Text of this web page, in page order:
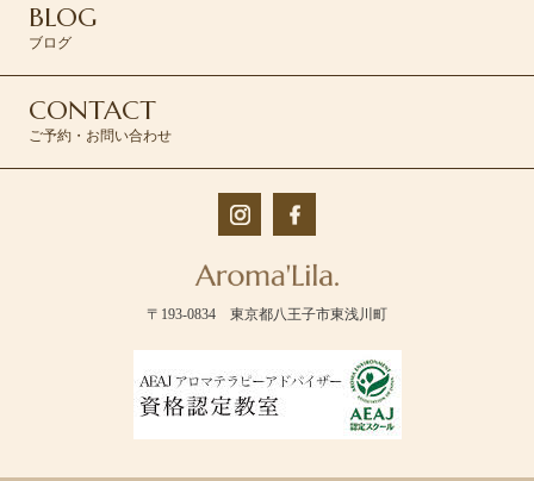
BLOG
ブログ
CONTACT
ご予約・お問い合わせ
〒193-0834 東京都八王子市東浅川町